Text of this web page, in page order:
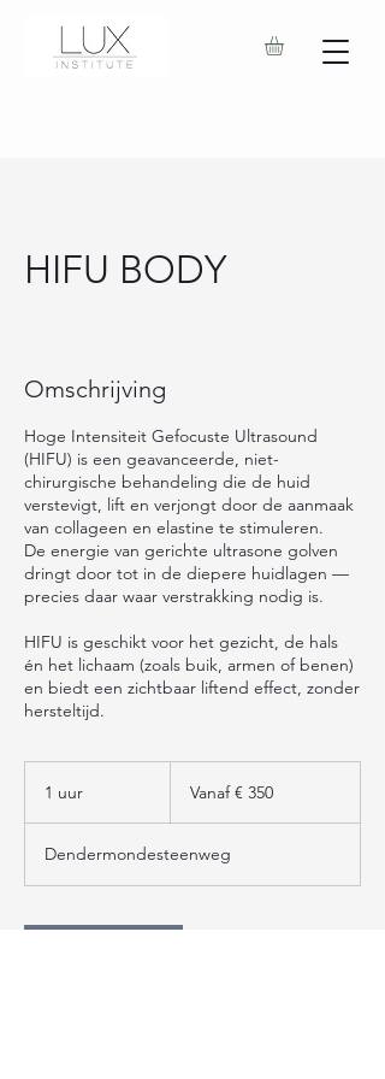
HIFU BODY
Omschrijving
Hoge Intensiteit Gefocuste Ultrasound
(HIFU) is een geavanceerde, niet-
chirurgische behandeling die de huid
verstevigt, lift en verjongt door de aanmaak
van collageen en elastine te stimuleren.
De energie van gerichte ultrasone golven
dringt door tot in de diepere huidlagen —
precies daar waar verstrakking nodig is.
HIFU is geschikt voor het gezicht, de hals
én het lichaam (zoals buik, armen of benen)
en biedt een zichtbaar liftend effect, zonder
hersteltijd.
1 uur
euroVanaf € 350
Dendermondesteenweg